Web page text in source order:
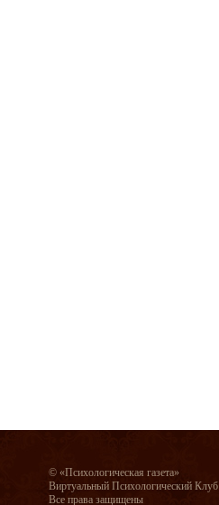
© «Психологическая газета»
Виртуальный Психологический Клуб
Все права защищены